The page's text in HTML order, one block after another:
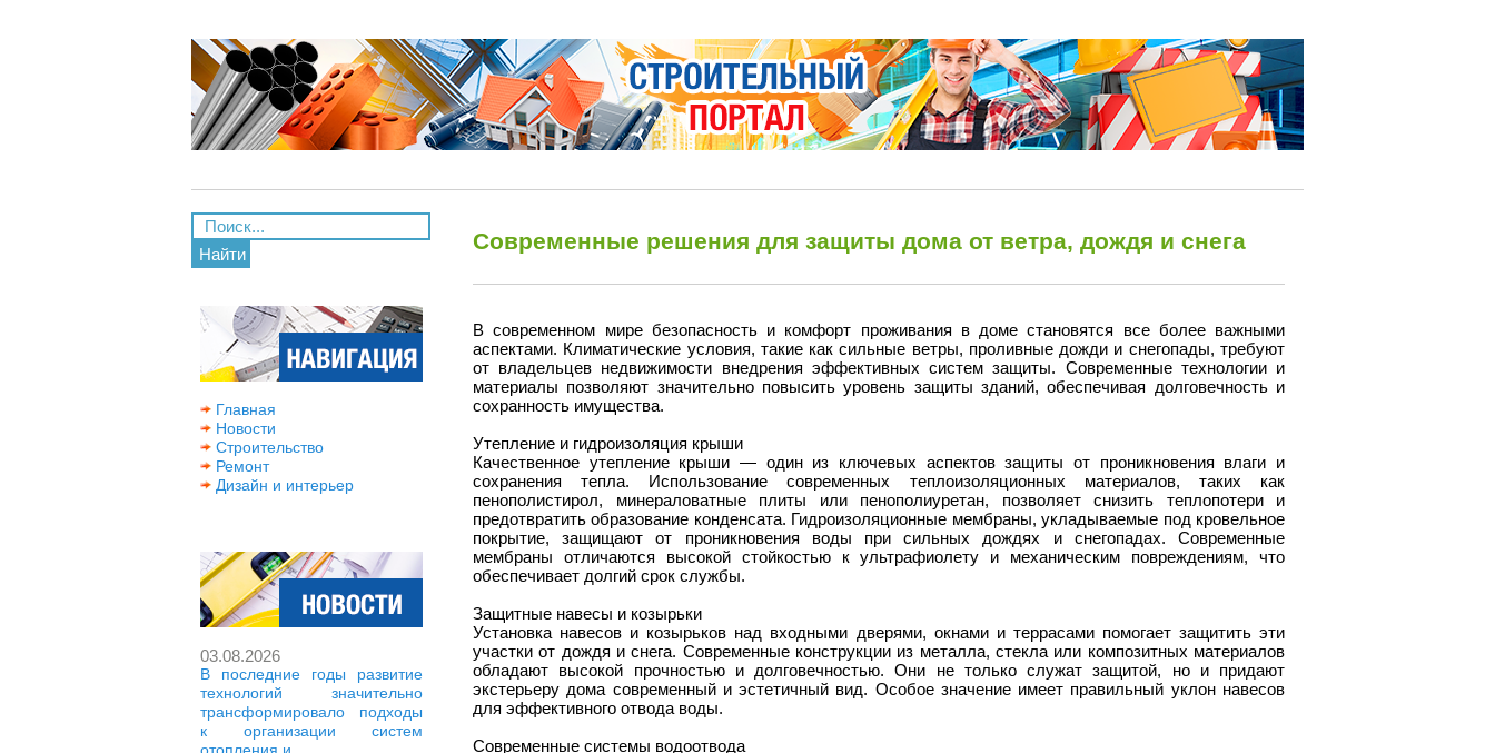
Найти
Главная
Новости
Строительство
Ремонт
Дизайн и интерьер
03.08.2026
В последние годы развитие
технологий значительно
трансформировало подходы
к организации систем
Современные решения для защиты дома от ветра, дождя и снега
В современном мире безопасность и комфорт проживания в доме становятся все более важными
аспектами. Климатические условия, такие как сильные ветры, проливные дожди и снегопады, требуют
от владельцев недвижимости внедрения эффективных систем защиты. Современные технологии и
материалы позволяют значительно повысить уровень защиты зданий, обеспечивая долговечность и
сохранность имущества.
Утепление и гидроизоляция крыши
Качественное утепление крыши — один из ключевых аспектов защиты от проникновения влаги и
сохранения тепла. Использование современных теплоизоляционных материалов, таких как
пенополистирол, минераловатные плиты или пенополиуретан, позволяет снизить теплопотери и
предотвратить образование конденсата. Гидроизоляционные мембраны, укладываемые под кровельное
покрытие, защищают от проникновения воды при сильных дождях и снегопадах. Современные
мембраны отличаются высокой стойкостью к ультрафиолету и механическим повреждениям, что
обеспечивает долгий срок службы.
Защитные навесы и козырьки
Установка навесов и козырьков над входными дверями, окнами и террасами помогает защитить эти
участки от дождя и снега. Современные конструкции из металла, стекла или композитных материалов
обладают высокой прочностью и долговечностью. Они не только служат защитой, но и придают
экстерьеру дома современный и эстетичный вид. Особое значение имеет правильный уклон навесов
для эффективного отвода воды.
Современные системы водоотвода